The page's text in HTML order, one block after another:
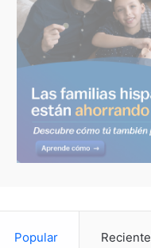
Popular Reciente